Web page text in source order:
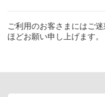
ご利用のお客さまにはご
ほどお願い申し上げます。